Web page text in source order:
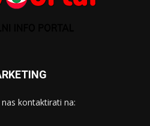
kontaktirati na: